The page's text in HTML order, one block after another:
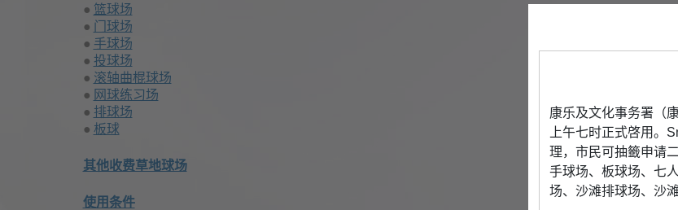
篮球场
门球场
手球场
投球场
滚轴曲棍球场
网球练习场
排球场
板球
其他收费草地球场
使用条件
康乐及文化事务署（
上午七时正式啓用。
理，市民可抽籤申请
手球场、板球场、七
场、沙滩排球场、沙